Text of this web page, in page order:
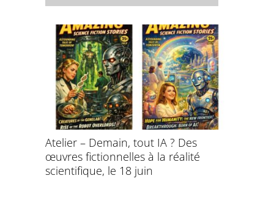
Atelier – Demain, tout IA ? Des
œuvres fictionnelles à la réalité
scientifique, le 18 juin